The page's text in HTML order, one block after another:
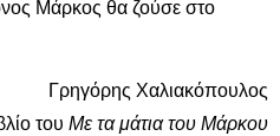
Μάρκος θα ζούσε στο
Γρηγόρης Χαλιακόπουλος
του Με τα μάτια του Μάρκου